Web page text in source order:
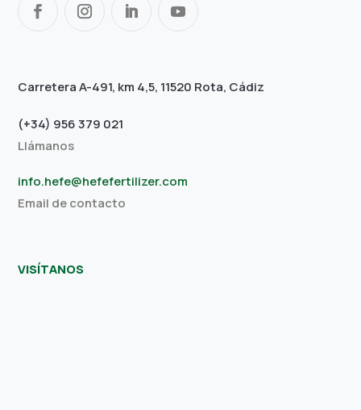
Carretera A-491, km 4,5, 11520 Rota, Cádiz
(+34) 956 379 021
Llámanos
info.hefe@hefefertilizer.com
Email de contacto
VISÍTANOS